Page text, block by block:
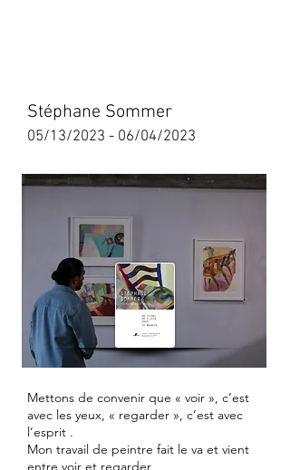
Stéphane Sommer
05/13/2023 - 06/04/2023
Mettons de convenir que « voir », c’est
avec les yeux, « regarder », c’est avec
l’esprit .
Mon travail de peintre fait le va et vient
entre voir et regarder